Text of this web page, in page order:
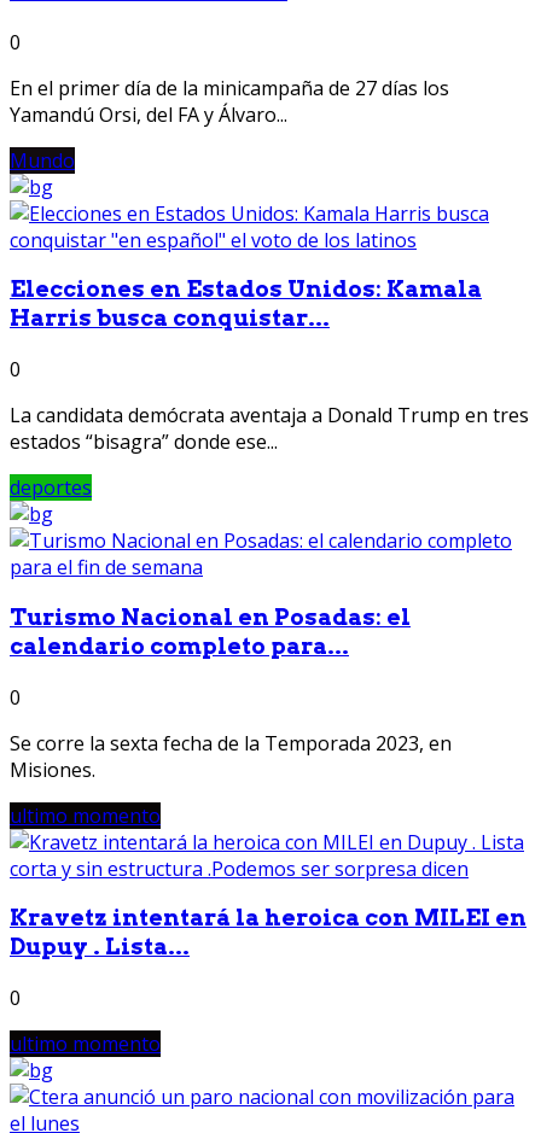
0
En el primer día de la minicampaña de 27 días los
Yamandú Orsi, del FA y Álvaro...
Mundo
Elecciones en Estados Unidos: Kamala
Harris busca conquistar...
0
La candidata demócrata aventaja a Donald Trump en tres
estados “bisagra” donde ese...
deportes
Turismo Nacional en Posadas: el
calendario completo para...
0
Se corre la sexta fecha de la Temporada 2023, en
Misiones.
ultimo momento
Kravetz intentará la heroica con MILEI en
Dupuy . Lista...
0
ultimo momento